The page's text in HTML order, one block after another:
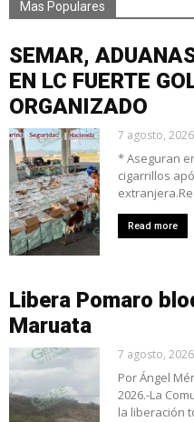
Mas Populares
SEMAR,
EN LC FUERTE
ORGANIZADO
7 agosto, 2026
* Aseguran
cigarrillos
Read more
Libera Pomaro
Maruata
7 agosto, 2026
Por Ángel
2026.-La
la liberación